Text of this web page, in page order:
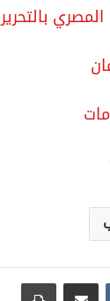
بالتحرير
مشاركة عبر البريد طباعة